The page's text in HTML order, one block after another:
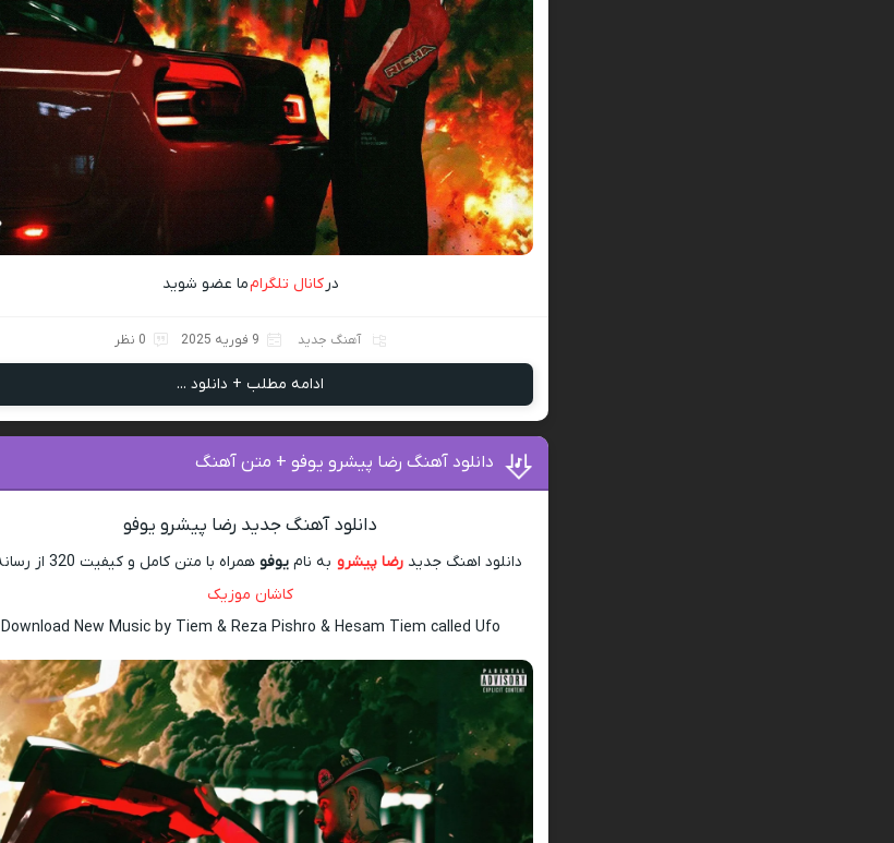
در کانال تلگرامما عضو شوید
آهنگ جدید 9 فوریه 2025 0 نظر
ادامه مطلب + دانلود ...
دانلود آهنگ رضا پیشرو یوفو + متن آهنگ
دانلود آهنگ جدید رضا پیشرو یوفو
دانلود اهنگ جدید رضا پیشرو به نام یوفوهمراه با متن کامل و کیفیت 320 از رسانه ی
کاشان موزیک
Download New Music by Tiem & Reza Pishro & Hesam Tiem called Ufo